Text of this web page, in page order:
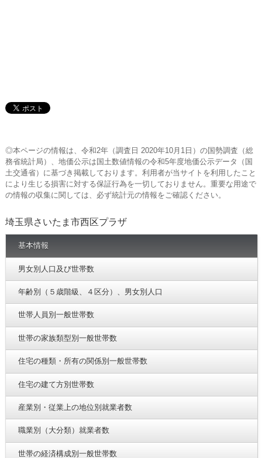
◎本ページの情報は、令和2年（調査日 2020年10月1日）の国勢調査（総
務省統計局）、地価公示は国土数値情報の令和5年度地価公示データ（国
土交通省）に基づき掲載しております。利用者が当サイトを利用したこと
により生じる損害に対する保証行為を一切しておりません。重要な用途で
の情報の収集に関しては、必ず統計元の情報をご確認ください。
埼玉県さいたま市西区プラザ
基本情報
男女別人口及び世帯数
年齢別（５歳階級、４区分）、男女別人口
世帯人員別一般世帯数
世帯の家族類型別一般世帯数
住宅の種類・所有の関係別一般世帯数
住宅の建て方別世帯数
産業別・従業上の地位別就業者数
職業別（大分類）就業者数
世帯の経済構成別一般世帯数